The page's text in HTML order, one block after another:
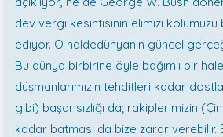
dev vergi kesintisinin elimizi kolumuzu
ediyor. O haldedünyanın güncel
Bu dünya birbirine öyle bağımlı bir
düşmanlarımızın tehditleri kadar
gibi) başarısızlığı da; rakiplerimizin
kadar batması da bize zarar verebilir.